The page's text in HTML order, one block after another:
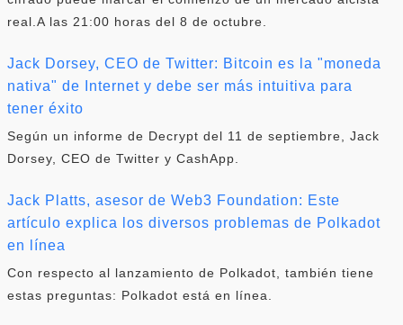
real.A las 21:00 horas del 8 de octubre.
Jack Dorsey, CEO de Twitter: Bitcoin es la "moneda
nativa" de Internet y debe ser más intuitiva para
tener éxito
Según un informe de Decrypt del 11 de septiembre, Jack
Dorsey, CEO de Twitter y CashApp.
Jack Platts, asesor de Web3 Foundation: Este
artículo explica los diversos problemas de Polkadot
en línea
Con respecto al lanzamiento de Polkadot, también tiene
estas preguntas: Polkadot está en línea.